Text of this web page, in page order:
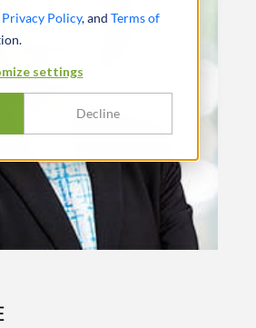
Privacy Policy, and Terms of
settings
Decline